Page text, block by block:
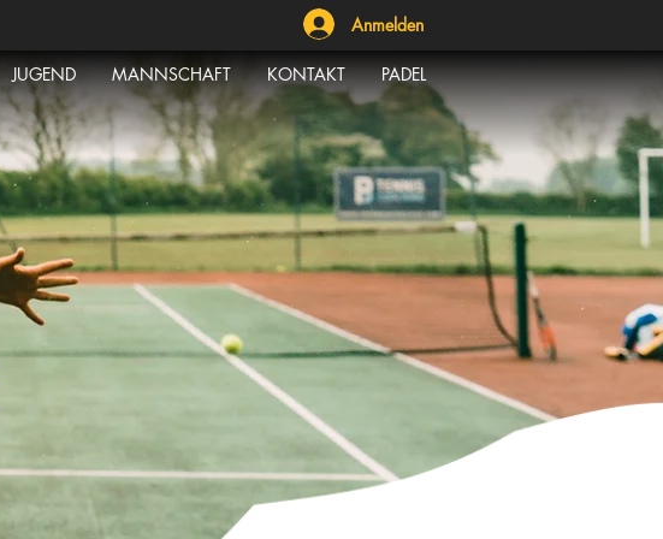
JUGEND MANNSCHAFT KONTAKT PADEL
Anmelden